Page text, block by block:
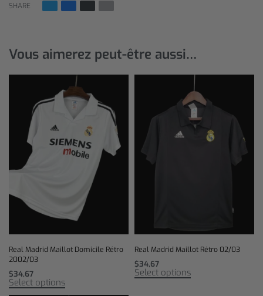
SHARE
Vous aimerez peut-être aussi…
Real Madrid Maillot Domicile Rétro
2002/03
$34,67
Select options
Real Madrid Maillot Rétro 02/03
$34,67
Select options